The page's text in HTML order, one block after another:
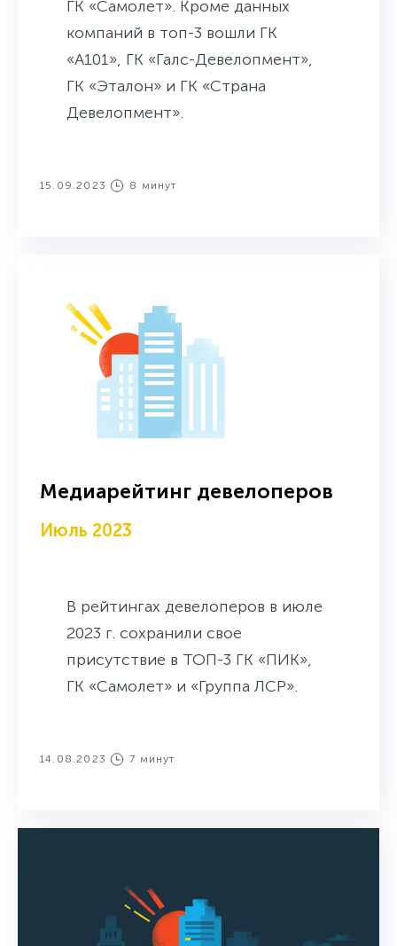
ГК «Самолет». Кроме данных
компаний в топ-3 вошли ГК
«А101», ГК «Галс-Девелопмент»,
ГК «Эталон» и ГК «Страна
Девелопмент».
15.09.2023 8 минут
Медиарейтинг девелоперов
Июль 2023
В рейтингах девелоперов в июле
2023 г. сохранили свое
присутствие в ТОП-3 ГК «ПИК»,
ГК «Самолет» и «Группа ЛСР».
14.08.2023 7 минут